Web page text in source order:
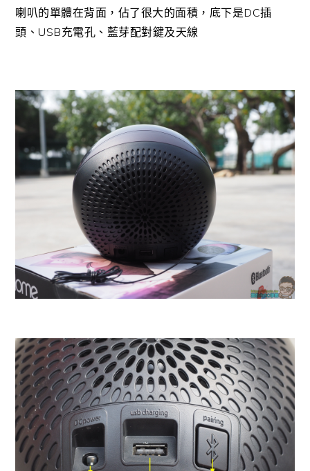
喇叭的單體在背面，佔了很大的面積，底下是DC插
頭、USB充電孔、藍芽配對鍵及天線